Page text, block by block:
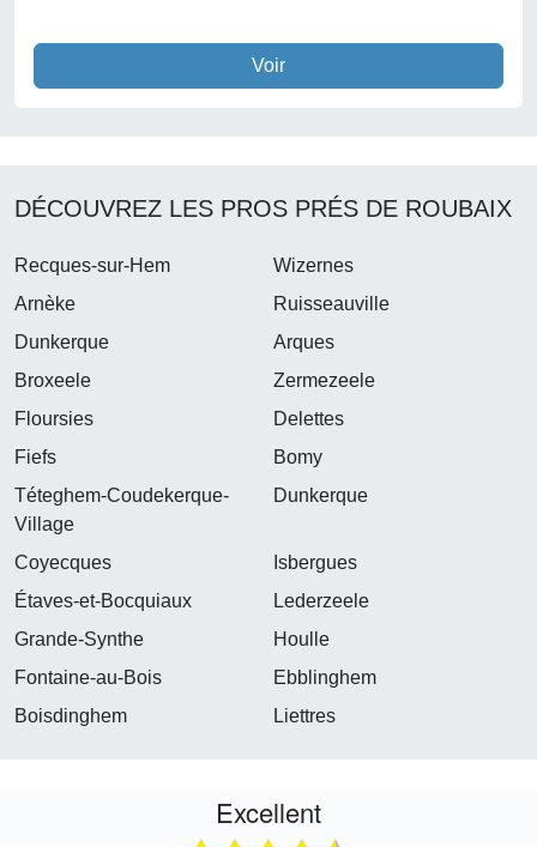
Voir
DÉCOUVREZ LES PROS PRÉS DE ROUBAIX
Recques-sur-Hem
Wizernes
Arnèke
Ruisseauville
Dunkerque
Arques
Broxeele
Zermezeele
Floursies
Delettes
Fiefs
Bomy
Téteghem-Coudekerque-
Village
Dunkerque
Coyecques
Isbergues
Étaves-et-Bocquiaux
Lederzeele
Grande-Synthe
Houlle
Fontaine-au-Bois
Ebblinghem
Boisdinghem
Liettres
Excellent